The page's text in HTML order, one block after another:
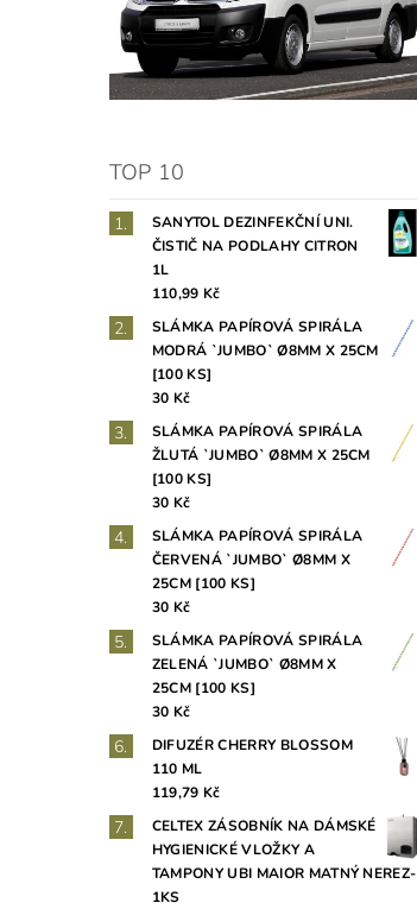
TOP 10
SANYTOL DEZINFEKČNÍ UNI.
ČISTIČ NA PODLAHY CITRON
1L
110,99 Kč
SLÁMKA PAPÍROVÁ SPIRÁLA
MODRÁ `JUMBO` Ø8MM X 25CM
[100 KS]
30 Kč
SLÁMKA PAPÍROVÁ SPIRÁLA
ŽLUTÁ `JUMBO` Ø8MM X 25CM
[100 KS]
30 Kč
SLÁMKA PAPÍROVÁ SPIRÁLA
ČERVENÁ `JUMBO` Ø8MM X
25CM [100 KS]
30 Kč
SLÁMKA PAPÍROVÁ SPIRÁLA
ZELENÁ `JUMBO` Ø8MM X
25CM [100 KS]
30 Kč
DIFUZÉR CHERRY BLOSSOM
110 ML
119,79 Kč
CELTEX ZÁSOBNÍK NA DÁMSKÉ
HYGIENICKÉ VLOŽKY A
TAMPONY UBI MAIOR MATNÝ NEREZ-
1KS